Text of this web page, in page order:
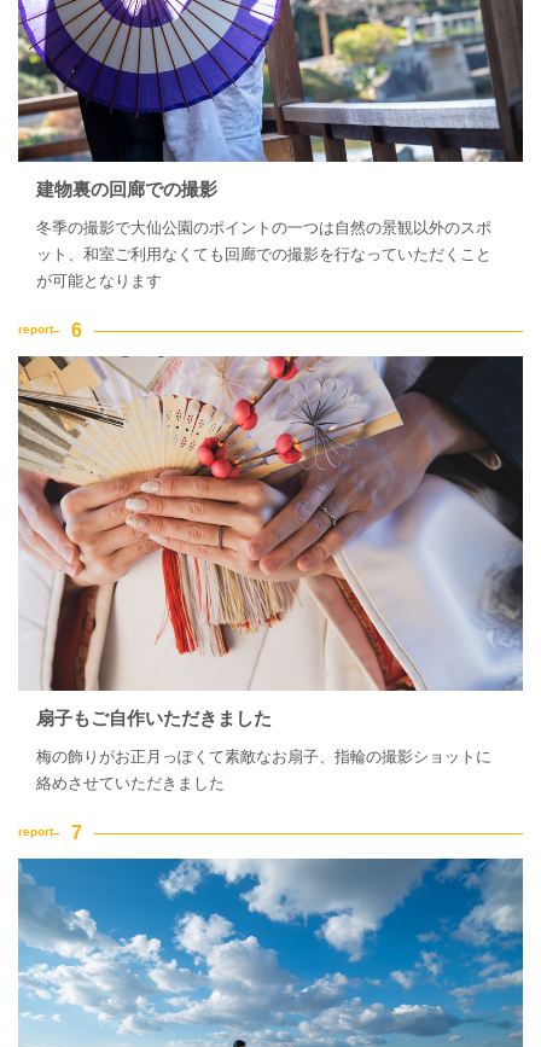
建物裏の回廊での撮影
冬季の撮影で大仙公園のポイントの一つは自然の景観以外のスポ
ット、和室ご利用なくても回廊での撮影を行なっていただくこと
が可能となります
扇子もご自作いただきました
梅の飾りがお正月っぽくて素敵なお扇子、指輪の撮影ショットに
絡めさせていただきました